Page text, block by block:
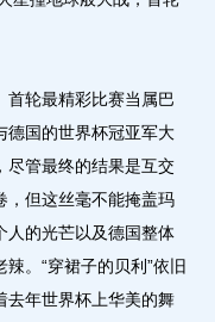
轮最精彩比赛当属巴
德国的世界杯冠亚军大
尽管最终的结果是互交
，但这丝毫不能掩盖玛
人的光芒以及德国整体
辣。“穿裙子的贝利”依旧
去年世界杯上华美的舞